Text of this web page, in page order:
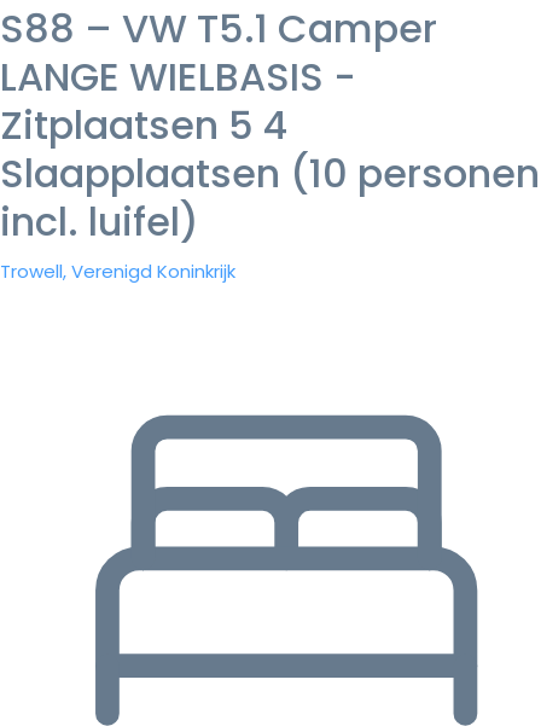
S88 – VW T5.1 Camper
LANGE WIELBASIS -
Zitplaatsen 5 4
Slaapplaatsen (10 personen
incl. luifel)
Trowell, Verenigd Koninkrijk